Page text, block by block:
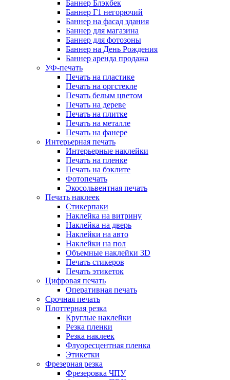
Баннер Блэкбек
Баннер Г1 негорючий
Баннер на фасад здания
Баннер для магазина
Баннер для фотозоны
Баннер на День Рождения
Баннер аренда продажа
УФ-печать
Печать на пластике
Печать на оргстекле
Печать белым цветом
Печать на дереве
Печать на плитке
Печать на металле
Печать на фанере
Интерьерная печать
Интерьерные наклейки
Печать на пленке
Печать на бэклите
Фотопечать
Экосольвентная печать
Печать наклеек
Стикерпаки
Наклейка на витрину
Наклейка на дверь
Наклейки на авто
Наклейки на пол
Объемные наклейки 3D
Печать стикеров
Печать этикеток
Цифровая печать
Оперативная печать
Срочная печать
Плоттерная резка
Круглые наклейки
Резка пленки
Резка наклеек
Флуоресцентная пленка
Этикетки
Фрезерная резка
Фрезеровка ЧПУ